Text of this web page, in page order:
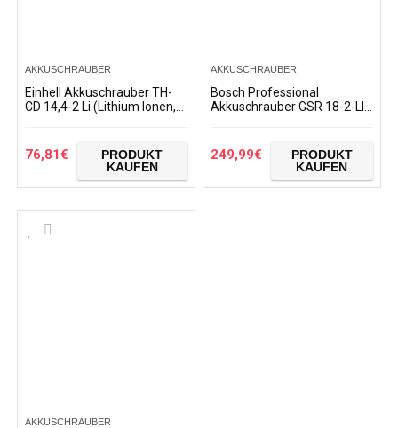
AKKUSCHRAUBER
Einhell Akkuschrauber TH-
CD 14,4-2 Li (Lithium Ionen,
76,81€
PRODUKT
KAUFEN
AKKUSCHRAUBER
Bosch Professional
Akkuschrauber GSR 18-2-LI
L-BOXX)
249,99€
PRODUKT
KAUFEN
AKKUSCHRAUBER